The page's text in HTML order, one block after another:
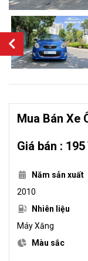
Mua Bán Xe
Giá bán :
Năm sản xuất
2010
Nhiên liệu
Máy Xăng
Màu sắc